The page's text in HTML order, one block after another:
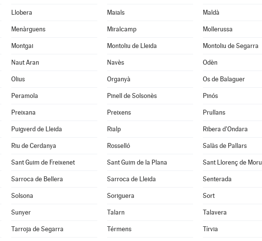
Llobera Maials Maldà
Menàrguens Miralcamp Mollerussa
Montgai Montoliu de Lleida Montoliu de Segarra
Naut Aran Navès Odèn
Olius Organyà Os de Balaguer
Peramola Pinell de Solsonès Pinós
Preixana Preixens Prullans
Puigverd de Lleida Rialp Ribera d'Ondara
Riu de Cerdanya Rosselló Salàs de Pallars
Sant Guim de Freixenet Sant Guim de la Plana Sant Llorenç de
Sarroca de Bellera Sarroca de Lleida Senterada
Solsona Soriguera Sort
Sunyer Talarn Talavera
Tarroja de Segarra Térmens Tírvia